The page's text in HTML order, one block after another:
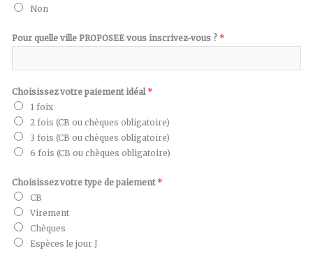
Non
Pour quelle ville PROPOSEE vous inscrivez-vous ? *
Choisissez votre paiement idéal *
1 foix
2 fois (CB ou chèques obligatoire)
3 fois (CB ou chèques obligatoire)
6 fois (CB ou chèques obligatoire)
Choisissez votre type de paiement *
CB
Virement
Chèques
Espèces le jour J